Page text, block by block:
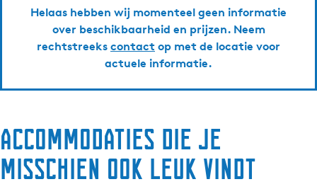
Helaas hebben wij momenteel geen informatie
over beschikbaarheid en prijzen. Neem
rechtstreeks contact op met de locatie voor
actuele informatie.
Accommodaties die je
misschien ook leuk vindt